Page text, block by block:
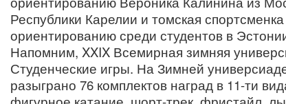
Республики Карелии и томская
ориентированию среди студентов в
Напомним, XXIX Всемирная зимняя
Студенческие игры. На Зимней
разыграно 76 комплектов наград в 11-ти